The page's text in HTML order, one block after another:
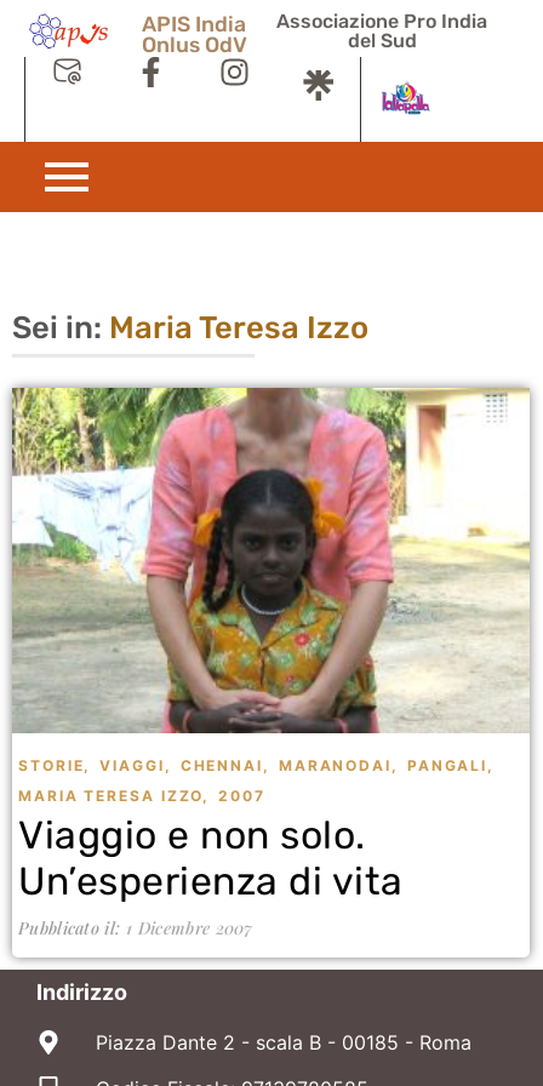
APIS India
Onlus OdV
Associazione Pro India
del Sud
Sei in: Maria Teresa Izzo
STORIE, VIAGGI , CHENNAI , MARANODAI , PANGALI ,
MARIA TERESA IZZO, 2007
Viaggio e non solo.
Un’esperienza di vita
Pubblicato il: 1 Dicembre 2007
Indirizzo
Piazza Dante 2 - scala B - 00185 - Roma